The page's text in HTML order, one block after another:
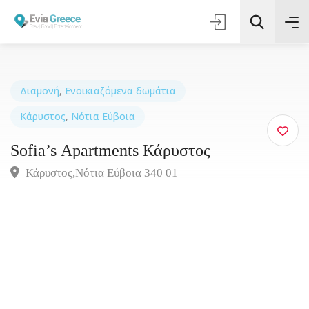
Τοποθεσία
Όλες οι Κατηγορίες
Διαμονή, Ενοικιαζόμενα δωμάτια
Κάρυστος, Νότια Εύβοια
Sofia’s Αpartments Κάρυστος
Κάρυστος,Νότια Εύβοια 340 01